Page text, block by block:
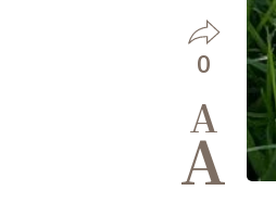
0
A
A